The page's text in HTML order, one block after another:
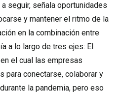
seguir, señala oportunidades
y mantener el ritmo de la
en la combinación entre
a lo largo de tres ejes: El
el cual las empresas
para conectarse, colaborar y
la pandemia, pero eso